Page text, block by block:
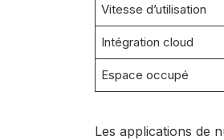
Vitesse d’utilisation
Intégration cloud
Espace occupé
Les applications de